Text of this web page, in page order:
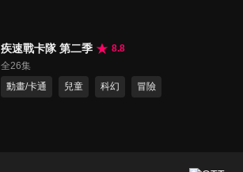
疾速戰卡隊 第二季
8.8
全26集
動畫/卡通
兒童 科幻 冒險